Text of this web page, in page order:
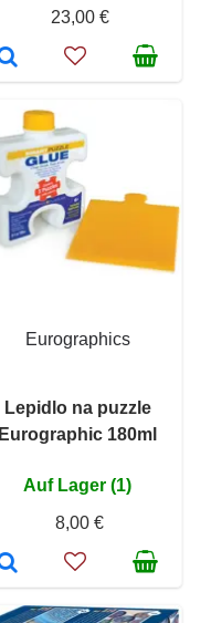
23,00 €
Eurographics
Lepidlo na puzzle
Eurographic 180ml
Auf Lager (1)
8,00 €